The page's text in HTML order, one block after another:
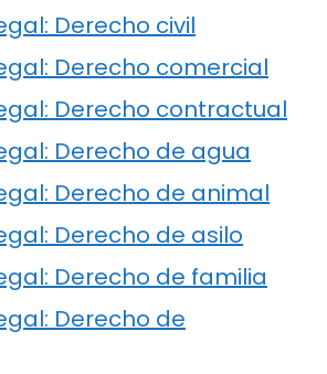
Derecho civil
Derecho comercial
Derecho contractual
Derecho de agua
Derecho de animal
Derecho de asilo
Derecho de familia
Derecho de